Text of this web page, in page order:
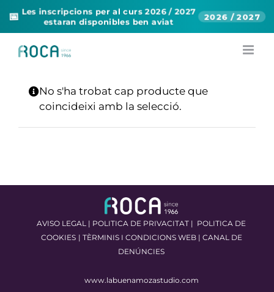
📅 Les inscripcions per al curs 2026 / 2027
estaran disponibles ben aviat
2026 / 2027
No s'ha trobat cap producte que
coincideixi amb la selecció.
AVISO LEGAL | POLITICA DE PRIVACITAT | POLITICA DE
COOKIES | TÈRMINIS I CONDICIONS WEB| CANAL DE
DENÚNCIES
www.labuenamozastudio.com